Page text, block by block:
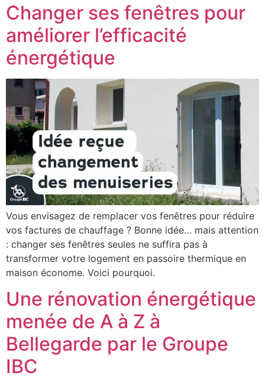
Changer ses fenêtres pour
améliorer l’efficacité
énergétique
Vous envisagez de remplacer vos fenêtres pour réduire
vos factures de chauffage ? Bonne idée… mais attention
: changer ses fenêtres seules ne suffira pas à
transformer votre logement en passoire thermique en
maison économe. Voici pourquoi.
Une rénovation énergétique
menée de A à Z à
Bellegarde par le Groupe
IBC